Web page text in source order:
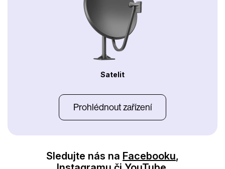
Satelit
Prohlédnout zařízení
Sledujte nás na Facebooku,